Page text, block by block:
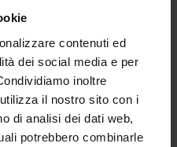
contenuti ed
dei social media e per
inoltre
il nostro sito con i
di analisi dei dati web,
potrebbero combinarle
con
la sicurezza)
(giornalismo,
e